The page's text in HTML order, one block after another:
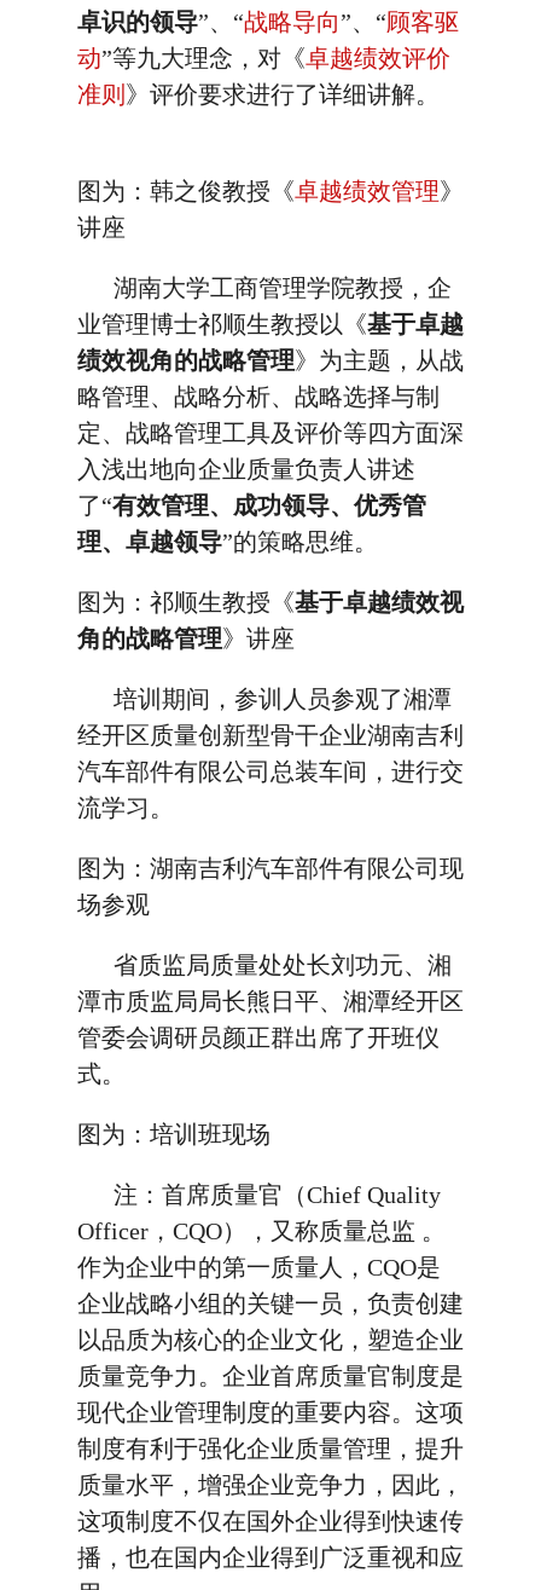
卓识的领导”、“战略导向”、“顾客驱
动”等九大理念，对《卓越绩效评价
准则 》评价要求进行了详细讲解。
图为：韩之俊教授《卓越绩效管理》
讲座
湖南大学工商管理学院教授，企
业管理博士祁顺生教授以《基于卓越
绩效视角的战略管理》为主题，从战
略管理、战略分析、战略选择与制
定、战略管理工具及评价等四方面深
入浅出地向企业质量负责人讲述
了“有效管理、成功领导、优秀管
理、卓越领导”的策略思维。
图为：祁顺生教授《基于卓越绩效视
角的战略管理》讲座
培训期间，参训人员参观了湘潭
经开区质量创新型骨干企业湖南吉利
汽车部件有限公司总装车间，进行交
流学习。
图为：湖南吉利汽车部件有限公司现
场参观
省质监局质量处处长刘功元、湘
潭市质监局局长熊日平、湘潭经开区
管委会调研员颜正群出席了开班仪
式。
图为：培训班现场
注：首席质量官（Chief Quality
Officer，CQO），又称质量总监 。
作为企业中的第一质量人，CQO是
企业战略小组的关键一员，负责创建
以品质为核心的企业文化，塑造企业
质量竞争力。企业首席质量官制度是
现代企业管理制度的重要内容。这项
制度有利于强化企业质量管理，提升
质量水平，增强企业竞争力，因此，
这项制度不仅在国外企业得到快速传
播，也在国内企业得到广泛重视和应